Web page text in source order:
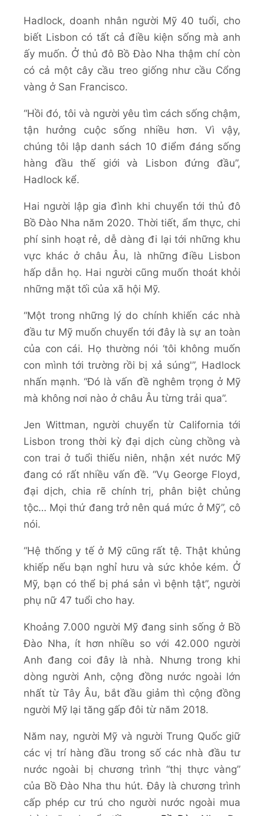
Hadlock, doanh nhân người Mỹ 40 tuổi, cho
biết Lisbon có tất cả điều kiện sống mà anh
ấy muốn. Ở thủ đô Bồ Đào Nha thậm chí còn
có cả một cây cầu treo giống như cầu Cổng
vàng ở San Francisco.
“Hồi đó, tôi và người yêu tìm cách sống chậm,
tận hưởng cuộc sống nhiều hơn. Vì vậy,
chúng tôi lập danh sách 10 điểm đáng sống
hàng đầu thế giới và Lisbon đứng đầu”,
Hadlock kể.
Hai người lập gia đình khi chuyển tới thủ đô
Bồ Đào Nha năm 2020. Thời tiết, ẩm thực, chi
phí sinh hoạt rẻ, dễ dàng đi lại tới những khu
vực khác ở châu Âu, là những điều Lisbon
hấp dẫn họ. Hai người cũng muốn thoát khỏi
những mặt tối của xã hội Mỹ.
“Một trong những lý do chính khiến các nhà
đầu tư Mỹ muốn chuyển tới đây là sự an toàn
của con cái. Họ thường nói ‘tôi không muốn
con mình tới trường rồi bị xả súng'”, Hadlock
nhấn mạnh. “Đó là vấn đề nghêm trọng ở Mỹ
mà không nơi nào ở châu Âu từng trải qua”.
Jen Wittman, người chuyển từ California tới
Lisbon trong thời kỳ đại dịch cùng chồng và
con trai ở tuổi thiếu niên, nhận xét nước Mỹ
đang có rất nhiều vấn đề. “Vụ George Floyd,
đại dịch, chia rẽ chính trị, phân biệt chủng
tộc… Mọi thứ đang trở nên quá mức ở Mỹ”, cô
nói.
“Hệ thống y tế ở Mỹ cũng rất tệ. Thật khủng
khiếp nếu bạn nghỉ hưu và sức khỏe kém. Ở
Mỹ, bạn có thể bị phá sản vì bệnh tật”, người
phụ nữ 47 tuổi cho hay.
Khoảng 7.000 người Mỹ đang sinh sống ở Bồ
Đào Nha, ít hơn nhiều so với 42.000 người
Anh đang coi đây là nhà. Nhưng trong khi
dòng người Anh, cộng đồng nước ngoài lớn
nhất từ Tây Âu, bắt đầu giảm thì cộng đồng
người Mỹ lại tăng gấp đôi từ năm 2018.
Năm nay, người Mỹ và người Trung Quốc giữ
các vị trí hàng đầu trong số các nhà đầu tư
nước ngoài bị chương trình “thị thực vàng”
của Bồ Đào Nha thu hút. Đây là chương trình
cấp phép cư trú cho người nước ngoài mua